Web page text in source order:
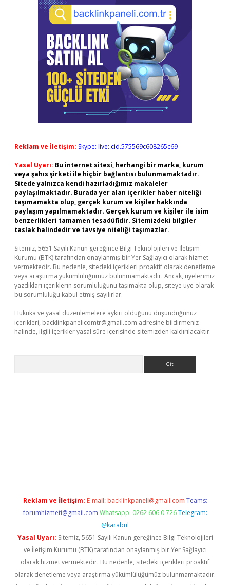
Reklam ve İletişim: Skype: live:.cid.575569c608265c69
Yasal Uyarı: Bu internet sitesi, herhangi bir marka, kurum
veya şahıs şirketi ile hiçbir bağlantısı bulunmamaktadır.
Sitede yalnızca kendi hazırladığımız makaleler
paylaşılmaktadır. Burada yer alan içerikler haber niteliği
taşımamakta olup, gerçek kurum ve kişiler hakkında
paylaşım yapılmamaktadır. Gerçek kurum ve kişiler ile isim
benzerlikleri tamamen tesadüfidir. Sitemizdeki bilgiler
taslak halindedir ve tavsiye niteliği taşımazlar.
Sitemiz, 5651 Sayılı Kanun gereğince Bilgi Teknolojileri ve İletişim
Kurumu (BTK) tarafından onaylanmış bir Yer Sağlayıcı olarak hizmet
vermektedir. Bu nedenle, sitedeki içerikleri proaktif olarak denetleme
veya araştırma yükümlülüğümüz bulunmamaktadır. Ancak, üyelerimiz
yazdıkları içeriklerin sorumluluğunu taşımakta olup, siteye üye olarak
bu sorumluluğu kabul etmiş sayılırlar.
Hukuka ve yasal düzenlemelere aykırı olduğunu düşündüğünüz
içerikleri, backlinkpanelicomtr@gmail.com adresine bildirmeniz
halinde, ilgili içerikler yasal süre içerisinde sitemizden kaldırılacaktır.
Reklam ve İletişim: E-mail: backlinkpaneli@gmail.com Teams:
forumhizmeti@gmail.com Whatsapp: 0262 606 0 726 Telegram:
@karabul
Yasal Uyarı: Sitemiz, 5651 Sayılı Kanun gereğince Bilgi Teknolojileri
ve İletişim Kurumu (BTK) tarafından onaylanmış bir Yer Sağlayıcı
olarak hizmet vermektedir. Bu nedenle, sitedeki içerikleri proaktif
olarak denetleme veya araştırma yükümlülüğümüz bulunmamaktadır.